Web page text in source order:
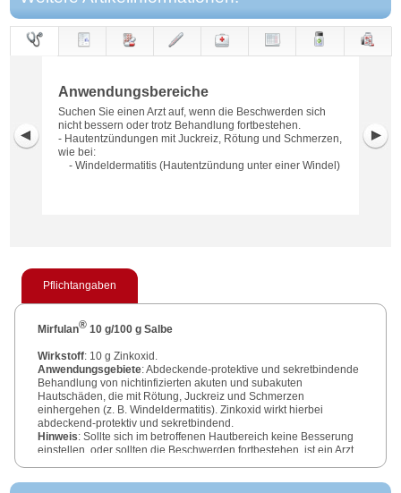
Anwendungsbereiche
Suchen Sie einen Arzt auf, wenn die Beschwerden sich
nicht bessern oder trotz Behandlung fortbestehen.
- Hautentzündungen mit Juckreiz, Rötung und Schmerzen,
wie bei:
- Windeldermatitis (Hautentzündung unter einer Windel)
Pflichtangaben
Mirfulan®10 g/100 g Salbe
Wirkstoff: 10 g Zinkoxid.
Anwendungsgebiete: Abdeckende-protektive und sekretbindende
Behandlung von nichtinfizierten akuten und subakuten
Hautschäden, die mit Rötung, Juckreiz und Schmerzen
einhergehen (z. B. Windeldermatitis). Zinkoxid wirkt hierbei
abdeckend-protektiv und sekretbindend.
Hinweis: Sollte sich im betroffenen Hautbereich keine Besserung
einstellen, oder sollten die Beschwerden fortbestehen, ist ein Arzt